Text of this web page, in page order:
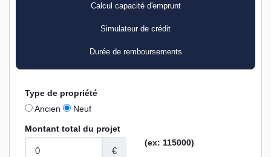
Calcul capacité d'emprunt
Simulateur de crédit
Durée de remboursements